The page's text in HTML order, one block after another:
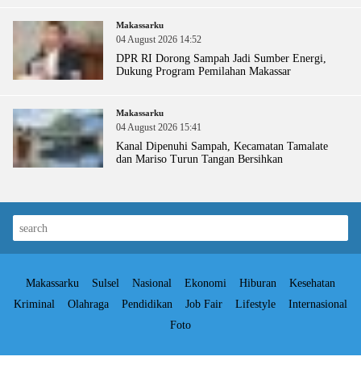
Makassarku
04 August 2026 14:52
DPR RI Dorong Sampah Jadi Sumber Energi,
Dukung Program Pemilahan Makassar
Makassarku
04 August 2026 15:41
Kanal Dipenuhi Sampah, Kecamatan Tamalate
dan Mariso Turun Tangan Bersihkan
Makassarku Sulsel Nasional Ekonomi Hiburan
Kesehatan
Kriminal
Olahraga Pendidikan Job Fair Lifestyle
Internasional
Foto